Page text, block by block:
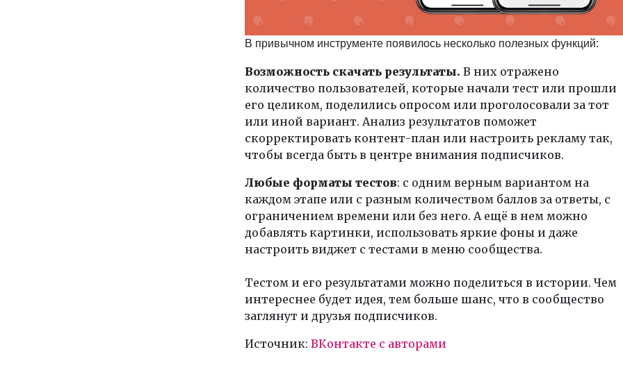
В привычном инструменте появилось несколько полезных функций:
Возможность скачать результаты. В них отражено
количество пользователей, которые начали тест или прошли
его целиком, поделились опросом или проголосовали за тот
или иной вариант. Анализ результатов поможет
скорректировать контент-план или настроить рекламу так,
чтобы всегда быть в центре внимания подписчиков.
Любые форматы тестов: с одним верным вариантом на
каждом этапе или с разным количеством баллов за ответы, с
ограничением времени или без него. А ещё в нем можно
добавлять картинки, использовать яркие фоны и даже
настроить виджет с тестами в меню сообщества.
Тестом и его результатами можно поделиться в истории. Чем
интереснее будет идея, тем больше шанс, что в сообщество
заглянут и друзья подписчиков.
Источник: ВКонтакте с авторами